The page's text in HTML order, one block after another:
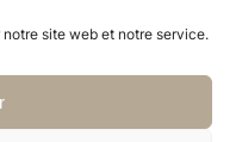
site web et notre service.
: PixelsAgency.fr